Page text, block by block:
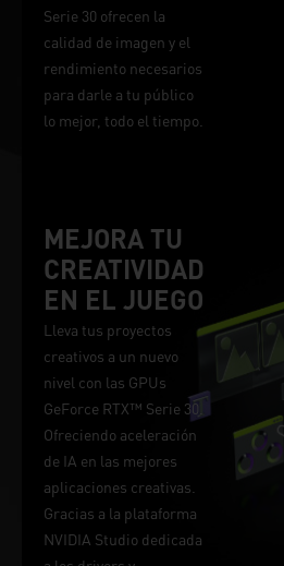
Serie 30 ofrecen la
calidad de imagen y el
rendimiento necesarios
para darle a tu público
lo mejor, todo el tiempo.
MEJORA TU
CREATIVIDAD
EN EL JUEGO
Lleva tus proyectos
creativos a un nuevo
nivel con las GPUs
GeForce RTX™ Serie 30.
Ofreciendo aceleración
de IA en las mejores
aplicaciones creativas.
Gracias a la plataforma
NVIDIA Studio dedicada